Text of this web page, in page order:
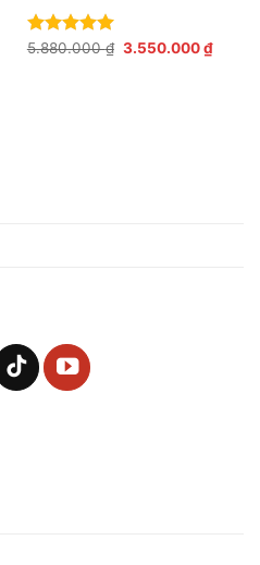
Được xếp
5.880.000₫ Giá
3.550.000₫Giá
hiện